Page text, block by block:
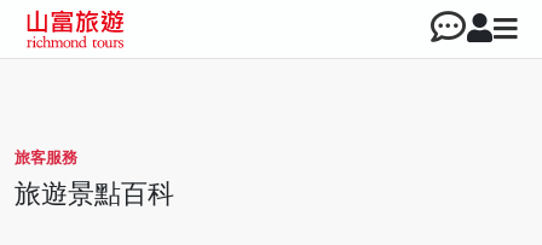
旅客服務
旅遊景點百科